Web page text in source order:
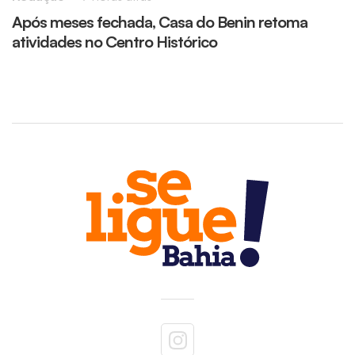
Após meses fechada, Casa do Benin retoma
atividades no Centro Histórico